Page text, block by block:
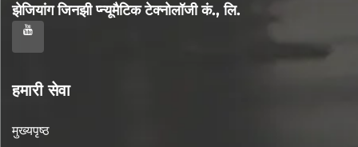
झेजियांग जिनझी प्न्यूमैटिक टेक्नोलॉजी कं., लि.
हमारी सेवा
मुख्यपृष्ठ